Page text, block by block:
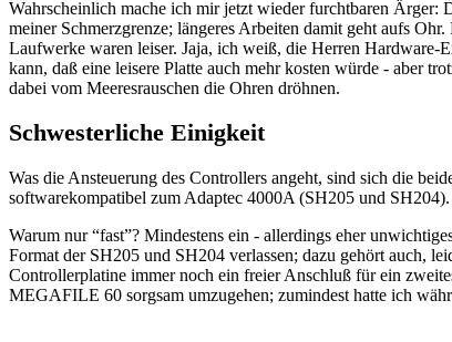
Wahrscheinlich mache ich mir jetzt wieder furchtbaren
meiner Schmerzgrenze; längeres Arbeiten damit geht aufs
Laufwerke waren leiser. Jaja, ich weiß, die Herren Hardware-
kann, daß eine leisere Platte auch mehr kosten würde - aber
dabei vom Meeresrauschen die Ohren dröhnen.
Schwesterliche Einigkeit
Was die Ansteuerung des Controllers angeht, sind sich die
softwarekompatibel zum Adaptec 4000A (SH205 und
Warum nur “fast”? Mindestens ein - allerdings eher
Format der SH205 und SH204 verlassen; dazu gehört auch,
Controllerplatine immer noch ein freier Anschluß für ein
MEGAFILE 60 sorgsam umzugehen; zumindest hatte ich